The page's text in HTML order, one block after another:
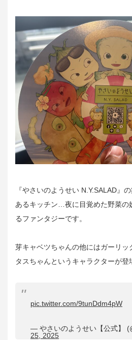
『やさいのようせい N.Y.SALAD』
あるキッチン…夜に目覚めた野菜の
るファンタジーです。
芽キャベツちゃんの他にはガーリッ
タスちゃんというキャラクターが登
pic.twitter.com/9tunDdm4pW
— やさいのようせい【公式】
25, 2025